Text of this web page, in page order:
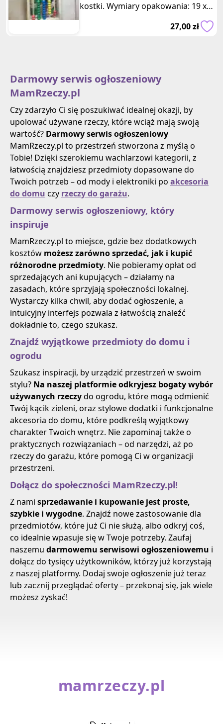
kostki. Wymiary opakowania: 19 x
12 x 4,5 cm. To idealne narzędzie ed
27,00 zł
Darmowy serwis ogłoszeniowy
MamRzeczy.pl
Czy zdarzyło Ci się poszukiwać idealnej okazji, by
upolować używane rzeczy, które wciąż mają swoją
wartość? Darmowy serwis ogłoszeniowy
MamRzeczy.pl to przestrzeń stworzona z myślą o
Tobie! Dzięki szerokiemu wachlarzowi kategorii, z
łatwością znajdziesz przedmioty dopasowane do
Twoich potrzeb – od mody i elektroniki po akcesoria
do domu czy rzeczy do garażu.
Darmowy serwis ogłoszeniowy, który
inspiruje
MamRzeczy.pl to miejsce, gdzie bez dodatkowych
kosztów możesz zarówno sprzedać, jak i kupić
różnorodne przedmioty. Nie pobieramy opłat od
sprzedających ani kupujących – działamy na
zasadach, które sprzyjają społeczności lokalnej.
Wystarczy kilka chwil, aby dodać ogłoszenie, a
intuicyjny interfejs pozwala z łatwością znaleźć
dokładnie to, czego szukasz.
Znajdź wyjątkowe przedmioty do domu i
ogrodu
Szukasz inspiracji, by urządzić przestrzeń w swoim
stylu? Na naszej platformie odkryjesz bogaty wybór
używanych rzeczydo ogrodu, które mogą odmienić
Twój kącik zieleni, oraz stylowe dodatki i funkcjonalne
akcesoria do domu, które podkreślą wyjątkowy
charakter Twoich wnętrz. Nie zapominaj także o
praktycznych rozwiązaniach – od narzędzi, aż po
rzeczy do garażu, które pomogą Ci w organizacji
przestrzeni.
Dołącz do społeczności MamRzeczy.pl!
Z nami sprzedawanie i kupowanie jest proste,
szybkie i wygodne. Znajdź nowe zastosowanie dla
przedmiotów, które już Ci nie służą, albo odkryj coś,
co idealnie wpasuje się w Twoje potrzeby. Zaufaj
naszemu darmowemu serwisowi ogłoszeniowemu i
dołącz do tysięcy użytkowników, którzy już korzystają
z naszej platformy. Dodaj swoje ogłoszenie już teraz
lub zacznij przeglądać oferty – przekonaj się, jak wiele
możesz zyskać!
mamrzeczy.pl